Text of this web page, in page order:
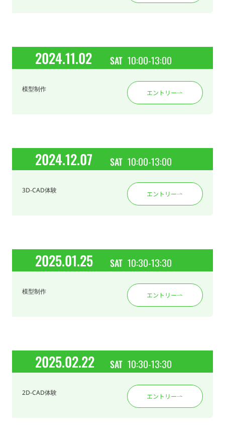
2024.11.02 SAT 10:00-13:00
模型制作 エントリー
2024.12.07 SAT 10:00-13:00
3D-CAD体験 エントリー
2025.01.25 SAT 10:30-13:30
模型制作 エントリー
2025.02.22 SAT 10:30-13:30
2D-CAD体験 エントリー